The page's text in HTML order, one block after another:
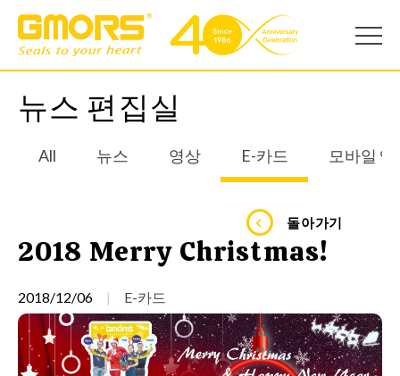
뉴스 편집실
All 뉴스 영상 E-카드 모바일 앱
돌아가기
2018 Merry Christmas!
2018/12/06 E-카드